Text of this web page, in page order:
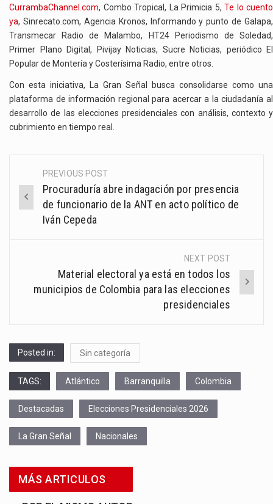
CurrambaChannel.com, Combo Tropical, La Primicia 5, Te lo cuento
ya, Sinrecato.com, Agencia Kronos, Informando y punto de Galapa,
Transmecar Radio de Malambo, HT24 Periodismo de Soledad,
Primer Plano Digital, Pivijay Noticias, Sucre Noticias, periódico El
Popular de Montería y Costerísima Radio, entre otros.
Con esta iniciativa, La Gran Señal busca consolidarse como una
plataforma de información regional para acercar a la ciudadanía al
desarrollo de las elecciones presidenciales con análisis, contexto y
cubrimiento en tiempo real.
Post
navigation
PREVIOUS POST
Procuraduría abre indagación por presencia
de funcionario de la ANT en acto político de
Iván Cepeda
NEXT POST
Material electoral ya está en todos los
municipios de Colombia para las elecciones
presidenciales
Posted in: Sin categoría
TAGS: Atlántico Barranquilla Colombia
Destacadas Elecciones Presidenciales 2026
La Gran Señal Nacionales
MÁS ARTICULOS